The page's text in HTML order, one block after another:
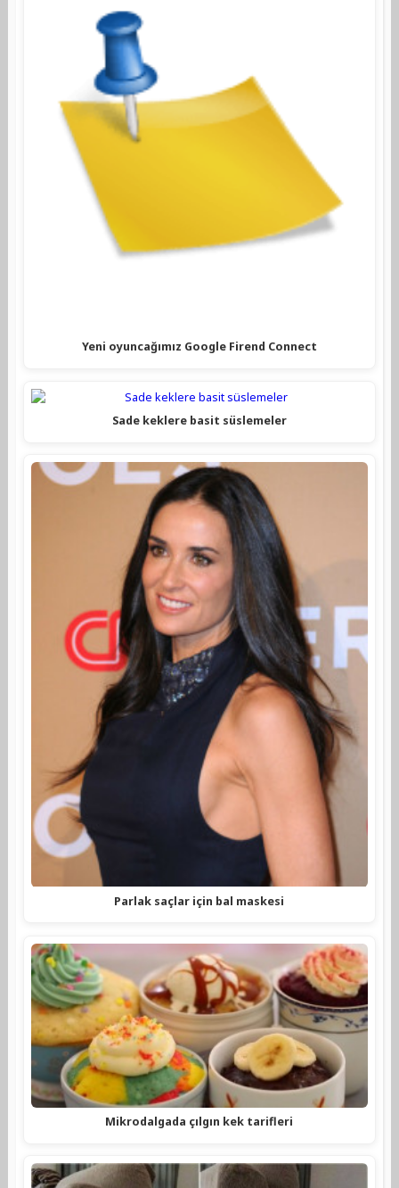
Yeni oyuncağımız Google Firend Connect
Sade keklere basit süslemeler
Parlak saçlar için bal maskesi
Mikrodalgada çılgın kek tarifleri